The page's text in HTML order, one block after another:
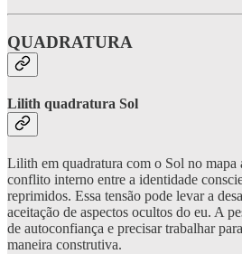
QUADRATURA
Lilith quadratura Sol
Lilith em quadratura com o Sol no mapa
conflito interno entre a identidade
reprimidos. Essa tensão pode levar a
aceitação de aspectos ocultos do eu. A
de autoconfiança e precisar trabalhar
maneira construtiva.